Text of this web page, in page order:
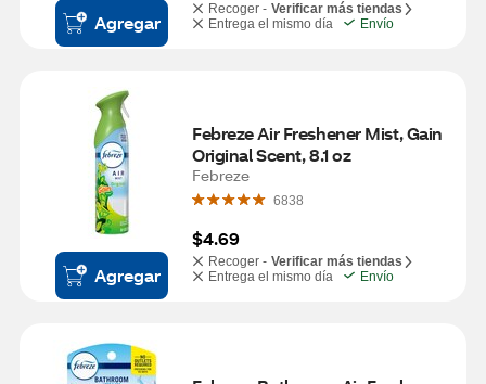
Agregar
Recoger - Verificar más tiendas
Entrega el mismo día
Envío
Agregar
Febreze Air Freshener Mist, Gain
Original Scent, 8.1 oz
Febreze
6838
$4.69
Recoger - Verificar más tiendas
Entrega el mismo día
Envío